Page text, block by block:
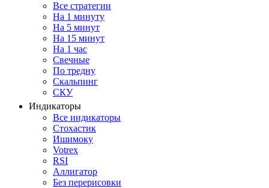
Все стратегии
На 1 минуту
На 5 минут
На 15 минут
На 1 час
Свечные
По тредну
Скальпинг
СКУ
Индикаторы
Все индикаторы
Стохастик
Ишимоку
Votrex
RSI
Аллигатор
Без перерисовки